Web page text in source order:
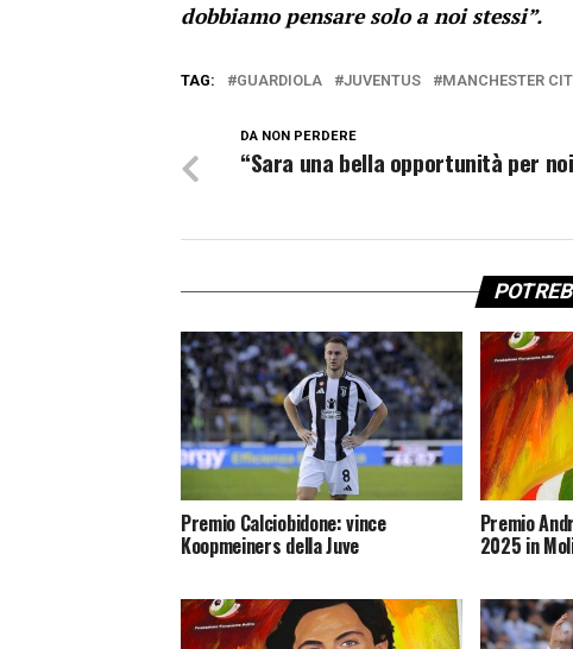
dobbiamo pensare solo a noi stessi”.
TAG: GUARDIOLA JUVENTUS MANCHESTER
DA NON PERDERE
“Sara una bella opportunità per
Premio Calciobidone: vince
Koopmeiners della Juve
Premio
2025 in